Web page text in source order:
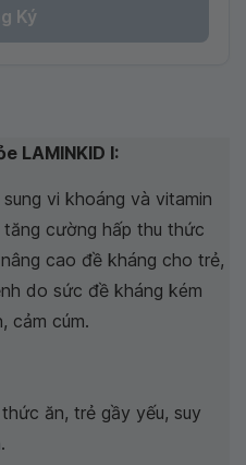
Ký
LAMINKID I:
vi khoáng và vitamin
cường hấp thu thức
cao đề kháng cho trẻ,
do sức đề kháng kém
cảm cúm.
ăn, trẻ gầy yếu, suy